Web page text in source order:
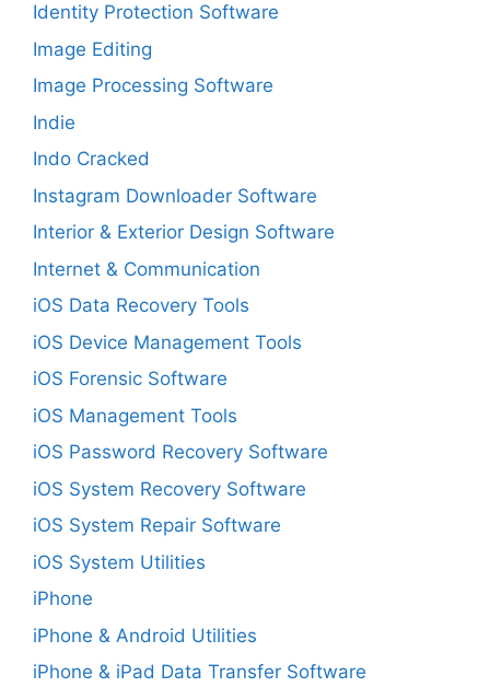
Identity Protection Software
Image Editing
Image Processing Software
Indie
Indo Cracked
Instagram Downloader Software
Interior & Exterior Design Software
Internet & Communication
iOS Data Recovery Tools
iOS Device Management Tools
iOS Forensic Software
iOS Management Tools
iOS Password Recovery Software
iOS System Recovery Software
iOS System Repair Software
iOS System Utilities
iPhone
iPhone & Android Utilities
iPhone & iPad Data Transfer Software